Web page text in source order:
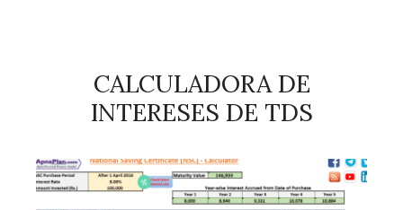
CALCULADORA DE
INTERESES DE TDS